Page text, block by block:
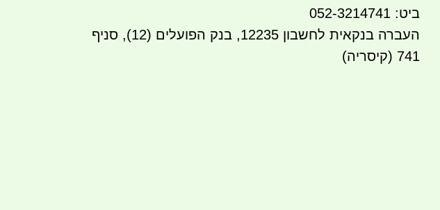
ביט: 052-3214741
העברה בנקאית לחשבון 12235, בנק הפועלים (12), סניף
741 (קיסריה)